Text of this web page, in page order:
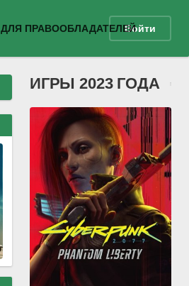
ДЛЯ ПРАВООБЛАДАТЕЛЕЙВойти
ИГРЫ 2023 ГОДА